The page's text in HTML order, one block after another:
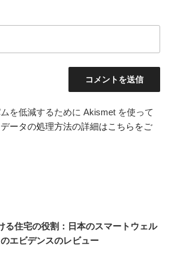
を低減するために Akismet を使って
ータの処理方法の詳細はこちらをご
る住宅の役割：日本のスマートウェル
エビデンスのレビュー